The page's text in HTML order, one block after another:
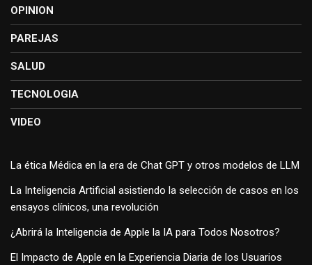
OPINION
PAREJAS
SALUD
TECNOLOGIA
VIDEO
La ética Médica en la era de Chat GPT y otros modelos de LLM
La Inteligencia Artificial asistiendo la selección de casos en los
ensayos clínicos, una revolución
¿Abrirá la Inteligencia de Apple la IA para Todos Nosotros?
El Impacto de Apple en la Experiencia Diaria de los Usuarios